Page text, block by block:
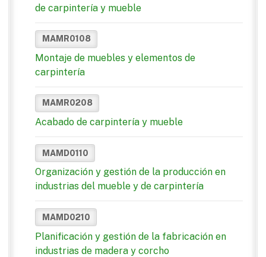
de carpintería y mueble
MAMR0108
Montaje de muebles y elementos de
carpintería
MAMR0208
Acabado de carpintería y mueble
MAMD0110
Organización y gestión de la producción en
industrias del mueble y de carpintería
MAMD0210
Planificación y gestión de la fabricación en
industrias de madera y corcho